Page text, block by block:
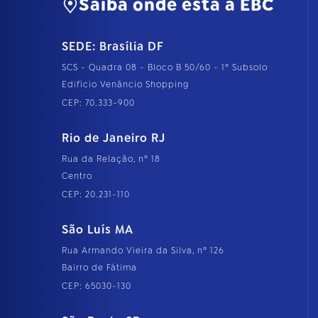
Saiba onde está a EBC
SEDE: Brasília DF
SCS - Quadra 08 - Bloco B 50/60 - 1º Subsolo
Edifício Venâncio Shopping
CEP: 70.333-900
Rio de Janeiro RJ
Rua da Relação, nº 18
Centro
CEP: 20.231-110
São Luís MA
Rua Armando Vieira da Silva, nº 126
Bairro de Fátima
CEP: 65030-130